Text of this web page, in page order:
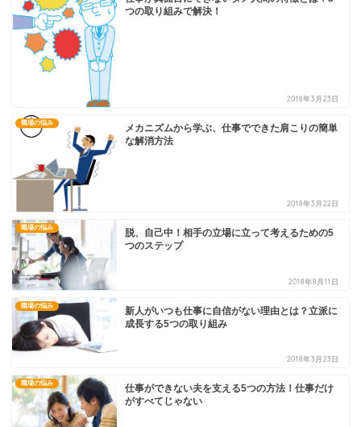
つの取り組みで解決！
2018年3月23日
職場の悩み
メカニズムから学ぶ、仕事でできた肩こりの簡単
な解消方法
2018年3月22日
職場の悩み
脱、自己中！相手の立場に立って考えるための5
つのステップ
2018年8月11日
職場の悩み
新人がいつも仕事に自信がない理由とは？立派に
成長する5つの取り組み
2018年3月23日
職場の悩み
仕事ができない夫を支える5つの方法！仕事だけ
がすべてじゃない